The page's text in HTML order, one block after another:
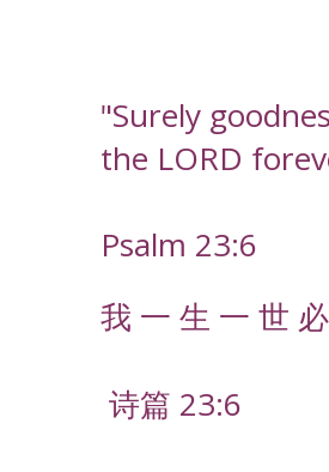
"Surely
the LORD
Psalm 23:6
我 一 生 一 世
诗篇 23:6